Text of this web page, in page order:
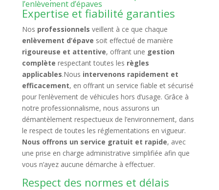
l’enlèvement d’épaves
Expertise et fiabilité garanties
Nos professionnels veillent à ce que chaque
enlèvement d’épave soit effectué de manière
rigoureuse et attentive, offrant une gestion
complète respectant toutes les règles
applicables.Nous intervenons rapidement et
efficacement, en offrant un service fiable et sécurisé
pour l’enlèvement de véhicules hors d’usage. Grâce à
notre professionnalisme, nous assurons un
démantèlement respectueux de l’environnement, dans
le respect de toutes les réglementations en vigueur.
Nous offrons un service gratuit et rapide, avec
une prise en charge administrative simplifiée afin que
vous n’ayez aucune démarche à effectuer.
Respect des normes et délais